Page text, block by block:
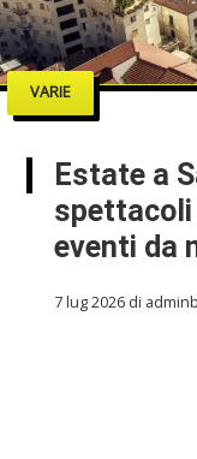
VARIE
Estate a
eventi da
7 lug 2026 di